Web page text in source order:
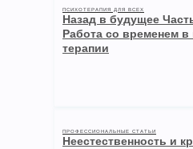
ПСИХОТЕРАПИЯ ДЛЯ ВСЕХ
Назад в будущее
Работа со временем
терапии
ПРОФЕССИОНАЛЬНЫЕ СТАТЬИ
Неестественность и